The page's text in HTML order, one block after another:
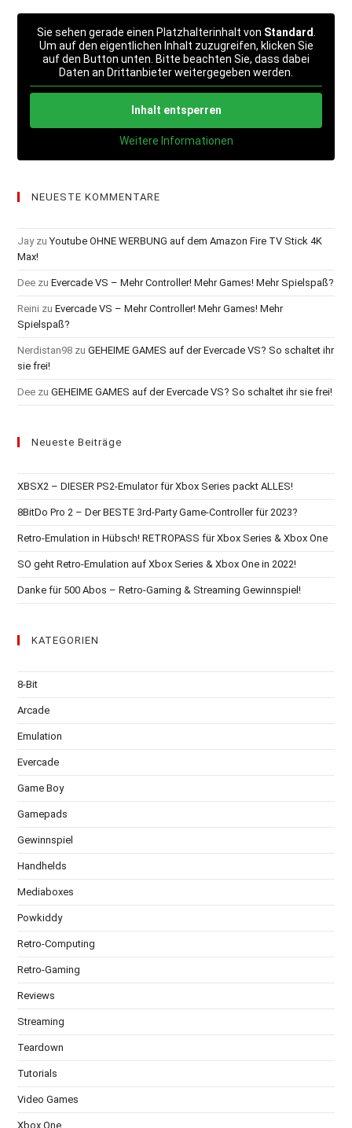
Sie sehen gerade einen Platzhalterinhalt von Standard
Um auf den eigentlichen Inhalt zuzugreifen, klicken Sie
auf den Button unten. Bitte beachten Sie, dass dabei
Daten an Drittanbieter weitergegeben werden.
Inhalt entsperren
Weitere Informationen
NEUESTE KOMMENTARE
JayzuYoutube OHNE WERBUNG auf dem Amazon Fire TV Stick 4K
Max!
Dee zuEvercade VS – Mehr Controller! Mehr Games! Mehr Spielspaß?
Reini zuEvercade VS – Mehr Controller! Mehr Games! Mehr
Spielspaß?
Nerdistan98 zuGEHEIME GAMES auf der Evercade VS? So schaltet ihr
sie frei!
Dee zuGEHEIME GAMES auf der Evercade VS? So schaltet ihr sie frei!
Neueste Beiträge
XBSX2 – DIESER PS2-Emulator für Xbox Series packt ALLES!
8BitDo Pro 2 – Der BESTE 3rd-Party Game-Controller für 2023?
Retro-Emulation in Hübsch! RETROPASS für Xbox Series & Xbox One
SO geht Retro-Emulation auf Xbox Series & Xbox One in 2022!
Danke für 500 Abos – Retro-Gaming & Streaming Gewinnspiel!
KATEGORIEN
8-Bit
Arcade
Emulation
Evercade
Game Boy
Gamepads
Gewinnspiel
Handhelds
Mediaboxes
Powkiddy
Retro-Computing
Retro-Gaming
Reviews
Streaming
Teardown
Tutorials
Video Games
Xbox One